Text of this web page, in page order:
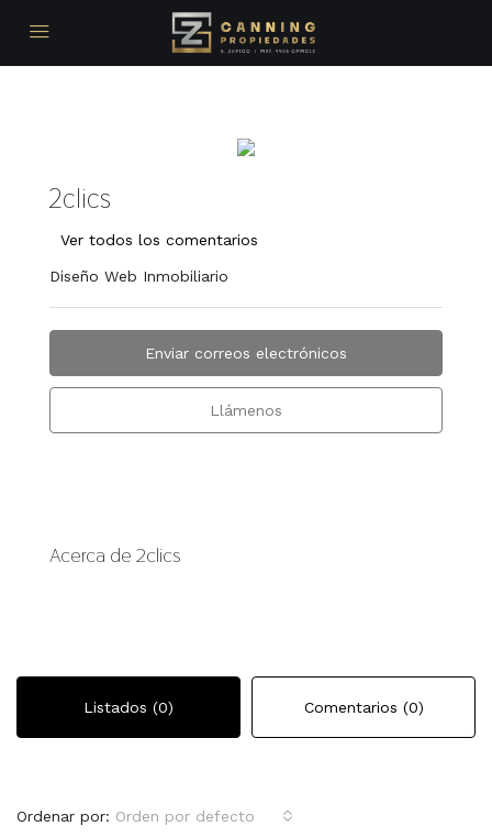
2clics
Ver todos los comentarios
Diseño Web Inmobiliario
Enviar correos electrónicos
Llámenos
Acerca de 2clics
Listados (0) Comentarios (0)
Ordenar por: Orden por defecto